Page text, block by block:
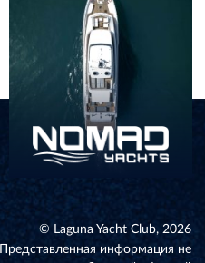
© Laguna Yacht Club, 2026
Представленная информация не